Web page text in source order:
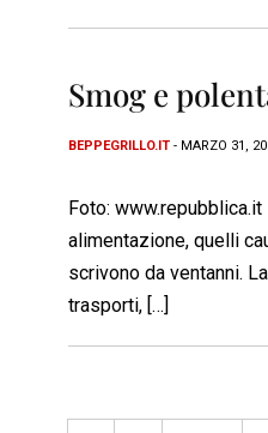
Smog e
BEPPEGRILLO.IT - MARZO 31,
Foto:
alimentazione, quelli
scrivono da ventanni.
trasporti, […]